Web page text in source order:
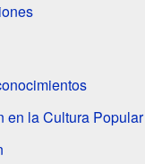
en la Cultura Popular